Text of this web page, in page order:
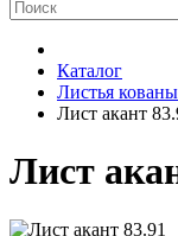
Каталог
Листья
Лист акант
Лист